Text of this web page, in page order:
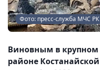
Фото: пресс-служба МЧС РК
Виновным в крупном
районе